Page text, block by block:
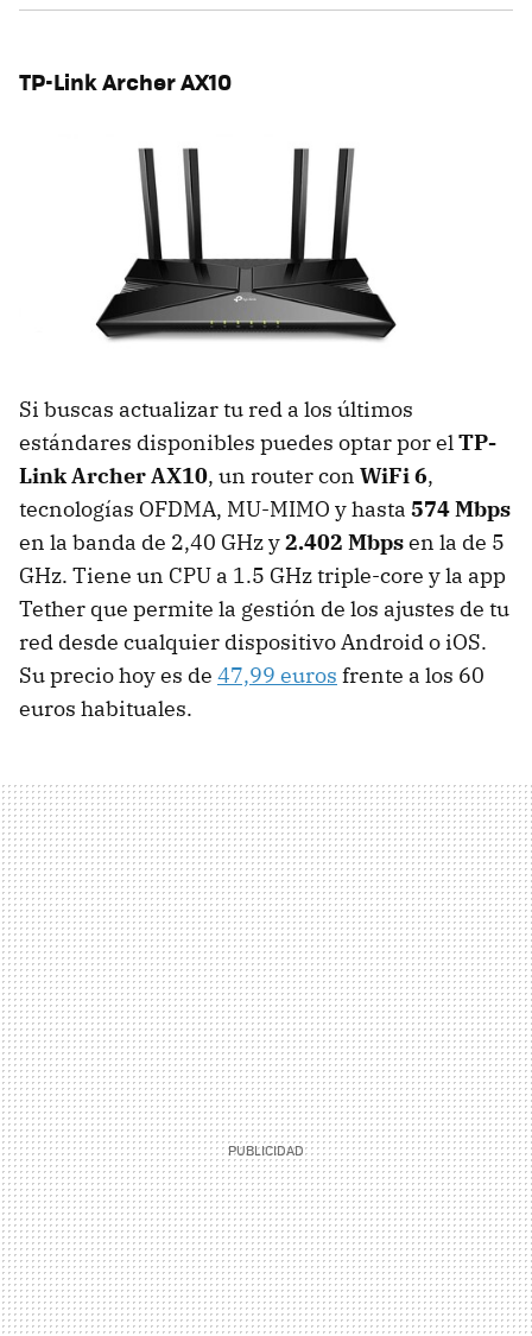
TP-Link Archer AX10
Si buscas actualizar tu red a los últimos
estándares disponibles puedes optar por el TP-
Link Archer AX10, un router con WiFi 6,
tecnologías OFDMA, MU-MIMO y hasta 574 Mbps
en la banda de 2,40 GHz y2.402 Mbpsen la de 5
GHz. Tiene un CPU a 1.5 GHz triple-core y la app
Tether que permite la gestión de los ajustes de tu
red desde cualquier dispositivo Android o iOS.
Su precio hoy es de 47,99 euros frente a los 60
euros habituales.